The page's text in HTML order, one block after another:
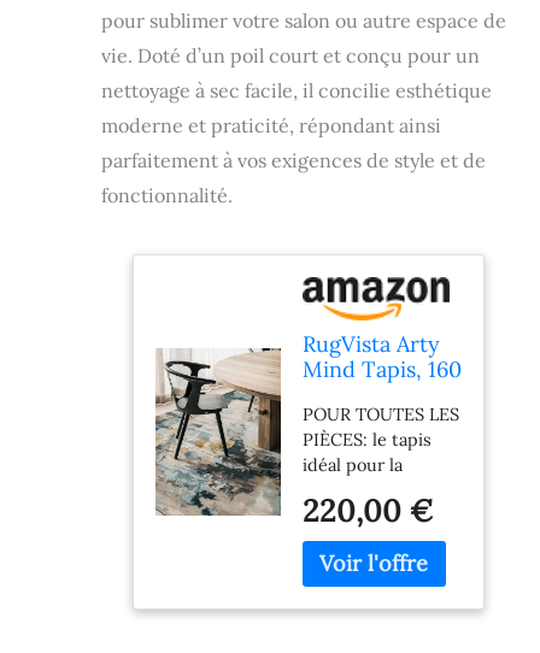
pour sublimer votre salon ou autre espace de
vie. Doté d’un poil court et conçu pour un
nettoyage à sec facile, il concilie esthétique
moderne et praticité, répondant ainsi
parfaitement à vos exigences de style et de
fonctionnalité.
RugVista Arty
Mind Tapis, 160
Beige/Foncé
Gris
POUR TOUTES LES
PIÈCES: le tapis
idéal pour la
la salle à manger, la
cuisine, le couloir,
l'entrée ou le
bureau FABRIQUÉ
EN TURQUIE
220,00 €